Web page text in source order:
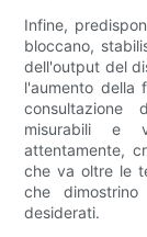
Infine,
bloccano,
dell'output del
l'aumento della
consultazione
misurabili e
attentamente,
che va oltre le
che
desiderati.